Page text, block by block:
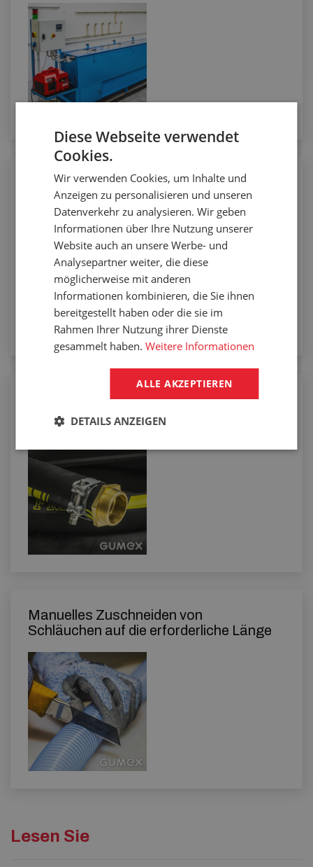
Konfektionierung von Druck-Saug-
Schläuchen mit Endarmaturen
Konfektionierung von Schläuchen mit
Schellen
Manuelles Zuschneiden von
Schläuchen auf die erforderliche Länge
Lesen Sie
Diese Webseite verwendet
Cookies.
Wir verwenden Cookies, um Inhalte und
Anzeigen zu personalisieren und unseren
Datenverkehr zu analysieren. Wir geben
Informationen über Ihre Nutzung unserer
Website auch an unsere Werbe- und
Analysepartner weiter, die diese
möglicherweise mit anderen
Informationen kombinieren, die Sie ihnen
bereitgestellt haben oder die sie im
Rahmen Ihrer Nutzung ihrer Dienste
gesammelt haben.Weitere Informationen
ALLE AKZEPTIEREN
DETAILS ANZEIGEN